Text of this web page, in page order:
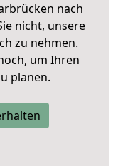
nach
nicht, unsere
zu nehmen.
um Ihren
planen.